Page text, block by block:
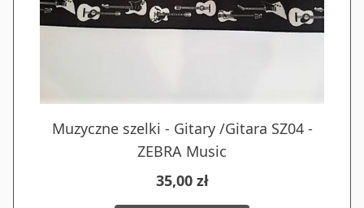
Muzyczne szelki - Gitary /Gitara SZ04 -
ZEBRA Music
35,00 zł